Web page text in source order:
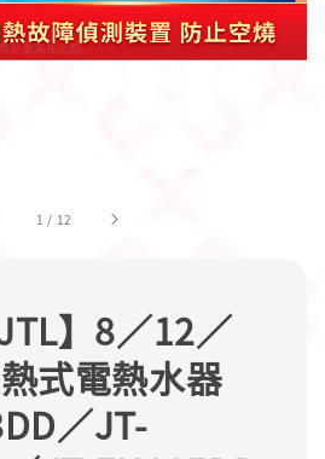
1 / 12
】8／12／
式電熱水器
／JT-